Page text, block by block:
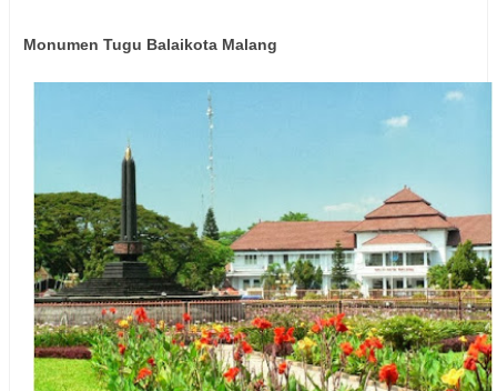
Monumen Tugu Balaikota Malang